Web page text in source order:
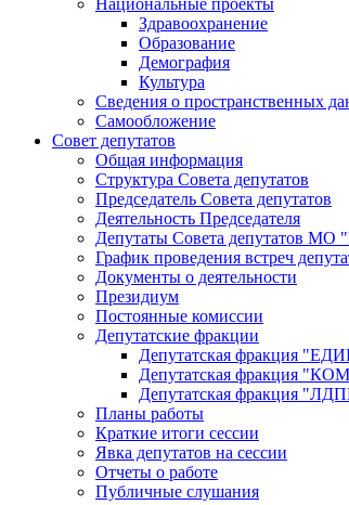
Здравоохранение
Образование
Демография
Культура
Сведения о пространственных
Самообложение
Совет депутатов
Общая информация
Структура Совета депутатов
Председатель Совета депутатов
Деятельность Председателя
Депутаты Совета депутатов МО
График проведения встреч
Документы о деятельности
Президиум
Постоянные комиссии
Депутатские фракции
Депутатская фракция
Депутатская
Депутатская фракция
Планы работы
Краткие итоги сессии
Явка депутатов на сессии
Отчеты о работе
Публичные слушания